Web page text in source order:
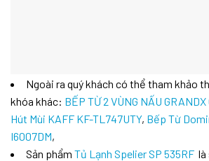
Ngoài ra quý khách có thể tham khảo
khóa khác: BẾP TỪ 2 VÙNG NẤU GRANDX
Hút Mùi KAFF KF-TL747UTY, Bếp Từ
I6007DM,
Sản phẩm Tủ Lạnh Spelier SP 535RF là